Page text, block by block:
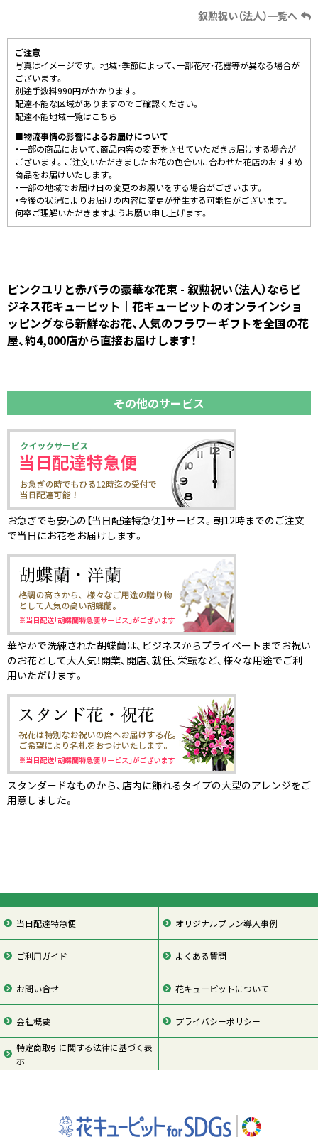
叙勲祝い（法人）一覧へ
ご注意
写真はイメージです。 地域・季節によって、一部花材・花器等が異なる場合が
ございます。
別途手数料990円がかかります。
配達不能な区域がありますのでご確認ください。
配達不能地域一覧はこちら
■物流事情の影響によるお届けについて
・一部の商品において、商品内容の変更をさせていただきお届けする場合が
ございます。ご注文いただきましたお花の色合いに合わせた花店のおすすめ
商品をお届けいたします。
・一部の地域でお届け日の変更のお願いをする場合がございます。
・今後の状況によりお届けの内容に変更が発生する可能性がございます。
何卒ご理解いただきますようお願い申し上げます。
ピンクユリと赤バラの豪華な花束 - 叙勲祝い（法人）ならビ
ジネス花キューピット｜花キューピットのオンラインショ
ッピングなら新鮮なお花、人気のフラワーギフトを全国の花
屋、約4,000店から直接お届けします！
その他のサービス
お急ぎでも安心の【当日配達特急便】サービス。朝12時までのご注文
で当日にお花をお届けします。
華やかで洗練された胡蝶蘭は、ビジネスからプライベートまでお祝い
のお花として大人気！開業、開店、就任、栄転など、様々な用途でご利
用いただけます。
スタンダードなものから、店内に飾れるタイプの大型のアレンジをご
用意しました。
当日配達特急便 オリジナルプラン導入事例
ご利用ガイド よくある質問
お問い合せ 花キューピットについて
会社概要 プライバシーポリシー
特定商取引に関する法律に基づく表
示